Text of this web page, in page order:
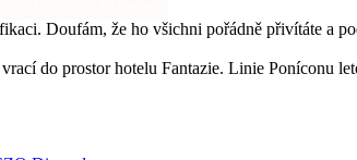
Doufám, že ho všichni pořádně přivítáte a
do prostor hotelu Fantazie. Linie Poníconu